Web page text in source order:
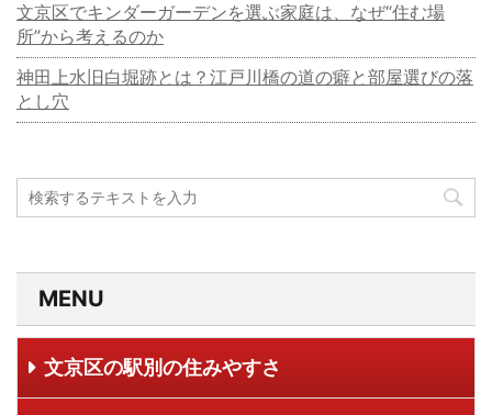
文京区でキンダーガーデンを選ぶ家庭は、なぜ“住む場
所”から考えるのか
神田上水旧白堀跡とは？江戸川橋の道の癖と部屋選びの落
とし穴
MENU
文京区の駅別の住みやすさ